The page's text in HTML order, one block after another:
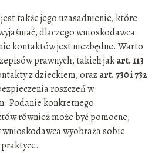
także jego uzasadnienie, które
dlaczego wnioskodawca
kontaktów jest niezbędne. Warto
prawnych, takich jakart. 113
z dzieckiem, orazart. 730 i 732
roszczeń w
Podanie konkretnego
również może być pomocne,
wyobraża sobie